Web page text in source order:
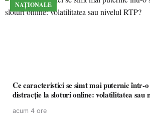
NAȚIONALE
Ce caracteristici se simt mai puternic într-o
distracție la sloturi online: volatilitatea sau
acum 4 ore